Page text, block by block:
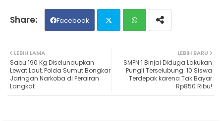
Facebook
ats
LEBIH BARU
SMPN 1 Binjai Diduga Lakukan
Pungli Terselubung: 10 Siswa
Terdepak karena Tak Bayar
Rp850 Ribu!
LEBIH LAMA
Sabu 190 Kg Diselundupkan
Lewat Laut, Polda Sumut Bongkar
Jaringan Narkoba di Perairan
Langkat